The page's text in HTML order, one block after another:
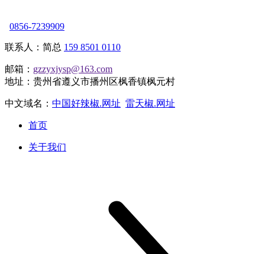
0856-7239909
联系人：简总 159 8501 0110
邮箱： gzzyxjysp@163.com
地址：贵州省遵义市播州区枫香镇枫元村
中文域名： 中国好辣椒.网址 雷天椒.网址
首页
关于我们